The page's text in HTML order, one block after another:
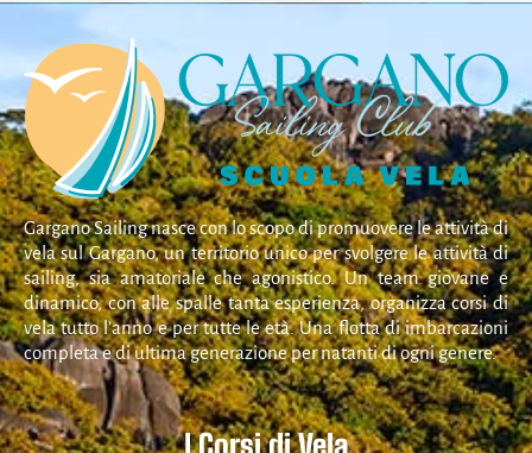
Gargano Sailing nasce con lo scopo di promuovere le attività di
vela sul Gargano, un territorio unico per svolgere le attività di
sailing, sia amatoriale che agonistico. Un team giovane e
dinamico, con alle spalle tanta esperienza, organizza corsi di
vela tutto l’anno e per tutte le età. Una flotta di imbarcazioni
completa e di ultima generazione per natanti di ogni genere.
I Corsi di Vela